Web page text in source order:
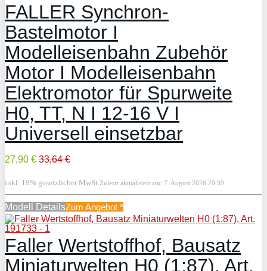
FALLER Synchron-
Bastelmotor I
Modelleisenbahn Zubehör
Motor I Modelleisenbahn
Elektromotor für Spurweite
H0, TT, N I 12-16 V I
Universell einsetzbar
27,90 € 33,64 €
inkl. 19% gesetzlicher MwSt. Zuletzt aktualisiert am: 7. August 2026 20:39
Modell DetailsZum Angebot *
Faller Wertstoffhof, Bausatz
Miniaturwelten H0 (1:87), Art.